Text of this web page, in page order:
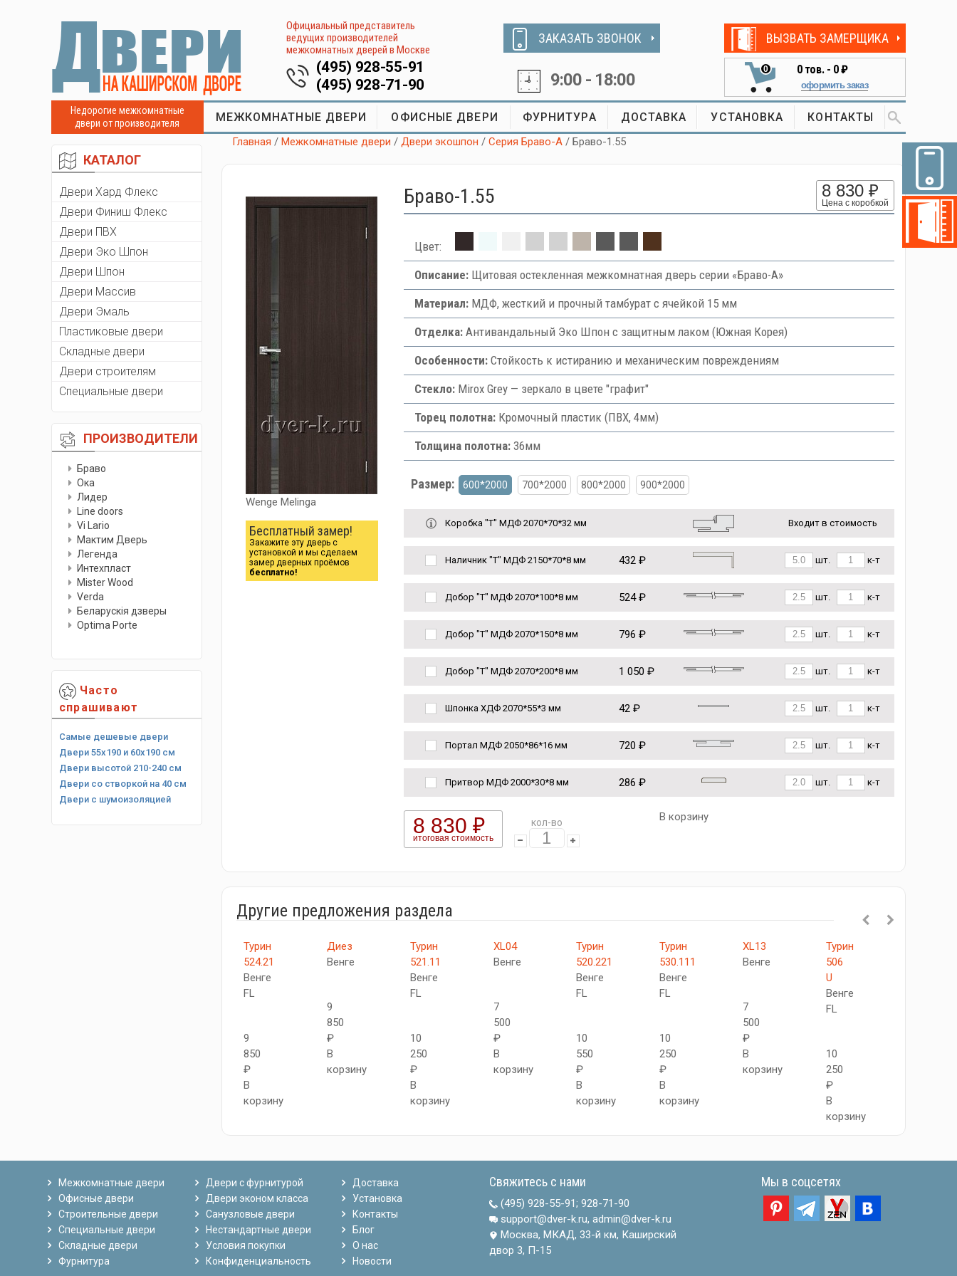
Официальный представитель
ведущих производителей
межкомнатных дверей в Москве
(495) 928-55-91
(495) 928-71-90
ЗАКАЗАТЬ ЗВОНОК
9:00 - 18:00
ВЫЗВАТЬ ЗАМЕРЩИКА
0 0тов. - 0 ₽
оформить заказ
Недорогие межкомнатные
двери от производителя
МЕЖКОМНАТНЫЕ ДВЕРИ ОФИСНЫЕ ДВЕРИ ФУРНИТУРА ДОСТАВКА УСТАНОВКА КОНТАКТЫ
КАТАЛОГ
Двери Хард Флекс
Двери Финиш Флекс
Двери ПВХ
Двери Эко Шпон
Двери Шпон
Двери Массив
Двери Эмаль
Пластиковые двери
Складные двери
Двери строителям
Специальные двери
ПРОИЗВОДИТЕЛИ
Браво
Ока
Лидер
Line doors
Vi Lario
Мактим Дверь
Легенда
Интехпласт
Мister Wood
Verda
Беларускiя дзверы
Optima Porte
Часто
спрашивают
Самые дешевые двери
Двери 55х190 и 60х190 см
Двери высотой 210-240 см
Двери со створкой на 40 см
Двери с шумоизоляцией
Главная /Межкомнатные двери /Двери экошпон /Серия Браво-А / Браво-1.55
Wenge Melinga
Бесплатный замер!
Закажите эту дверь с
установкой и мы сделаем
замер дверных проёмов
бесплатно!
Браво-1.55 8 830 ₽
Цена с коробкой
Цвет:
Описание:Щитовая остекленная межкомнатная дверь серии «Браво-А»
Материал:МДФ, жесткий и прочный тамбурат с ячейкой 15 мм
Отделка:Антивандальный Эко Шпон с защитным лаком (Южная Корея)
Особенности:Стойкость к истиранию и механическим повреждениям
Стекло:Mirox Grey — зеркало в цвете "графит"
Торец полотна:Кромочный пластик (ПВХ, 4мм)
Толщина полотна:36мм
Размер: 600*2000 700*2000 800*2000 900*2000
Коробка "Т" МДФ 2070*70*32 мм Входит в стоимость
Наличник "Т" МДФ 2150*70*8 мм 432 ₽ шт. к-т
Добор "Т" МДФ 2070*100*8 мм 524 ₽ шт. к-т
Добор "Т" МДФ 2070*150*8 мм 796 ₽ шт. к-т
Добор "Т" МДФ 2070*200*8 мм 1 050 ₽ шт. к-т
Шпонка ХДФ 2070*55*3 мм 42 ₽ шт. к-т
Портал МДФ 2050*86*16 мм 720 ₽ шт. к-т
Притвор МДФ 2000*30*8 мм 286 ₽ шт. к-т
8 830 ₽
итоговая стоимость
кол-во В корзину
Другие предложения раздела
Турин
524.21
Венге
FL
9
850
₽
В
корзину
Диез
Венге
9
850
₽
В
корзину
Турин
521.11
Венге
FL
10
250
₽
В
корзину
XL04
Венге
7
500
₽
В
корзину
Турин
520.221
Венге
FL
10
550
₽
В
корзину
Турин
530.111
Венге
FL
10
250
₽
В
корзину
XL13
Венге
7
500
₽
В
корзину
Турин
506
U
Венге
FL
10
250
₽
В
корзину
Межкомнатные двери
Офисные двери
Строительные двери
Специальные двери
Складные двери
Фурнитура
Двери с фурнитурой
Двери эконом класса
Санузловые двери
Нестандартные двери
Условия покупки
Конфиденциальность
Доставка
Установка
Контакты
Блог
О нас
Новости
Свяжитесь с нами
(495) 928-55-91; 928-71-90
support@dver-k.ru, admin@dver-k.ru
Москва, МКАД, 33-й км, Каширский
двор 3, П-15
Мы в соцсетях